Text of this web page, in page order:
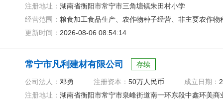
注册地址： 湖南省衡阳市常宁市三角塘镇朱田村小学
经营范围： 粮食加工食品生产、农作物种子经营、非主要农作物
更新时间： 2026-08-06 08:54:14
常宁市凡利建材有限公司 存续
公司法人： 邓勇 注册资本： 50万人民币 成立日期：
注册地址： 湖南省衡阳市常宁市泉峰街道南一环东段中鑫环美商